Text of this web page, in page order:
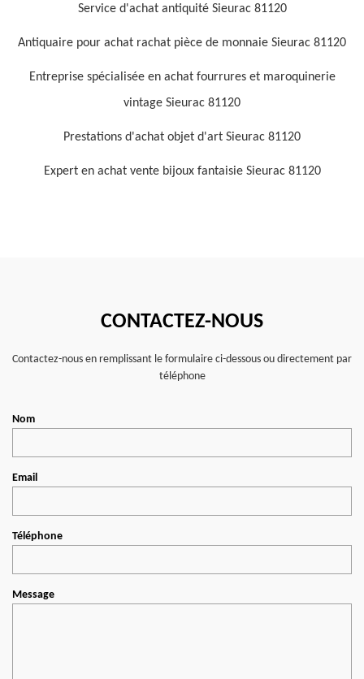
Service d'achat antiquité Sieurac 81120
Antiquaire pour achat rachat pièce de monnaie Sieurac 81120
Entreprise spécialisée en achat fourrures et maroquinerie
vintage Sieurac 81120
Prestations d'achat objet d'art Sieurac 81120
Expert en achat vente bijoux fantaisie Sieurac 81120
CONTACTEZ-NOUS
Contactez-nous en remplissant le formulaire ci-dessous ou directement par
téléphone
Nom
Email
Téléphone
Message